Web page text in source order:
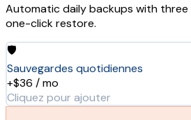
Automatic daily backups with
one-click restore.
🛡️
Sauvegardes quotidiennes
+$36 / mo
Cliquez pour ajouter